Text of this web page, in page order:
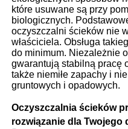
które usuwane są przy
biologicznych.
oczyszczalni ścieków nie
właściciela. Obsługa
do minimum. Niezależnie
gwarantują stabilną pracę
także niemiłe zapachy i
gruntowych i opadowych.
Oczyszczalnia ścieków
rozwiązanie dla Twojego